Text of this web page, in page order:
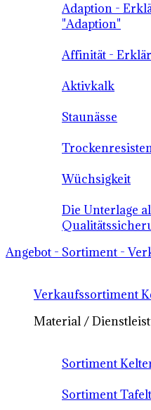
Adaption -
"Adaption"
Affinität -
Aktivkalk
Staunässe
Wüchsigkeit
Die Unterlage
Angebot - Sortiment -
Verkaufssortiment
Material /
Sortiment
Sortiment